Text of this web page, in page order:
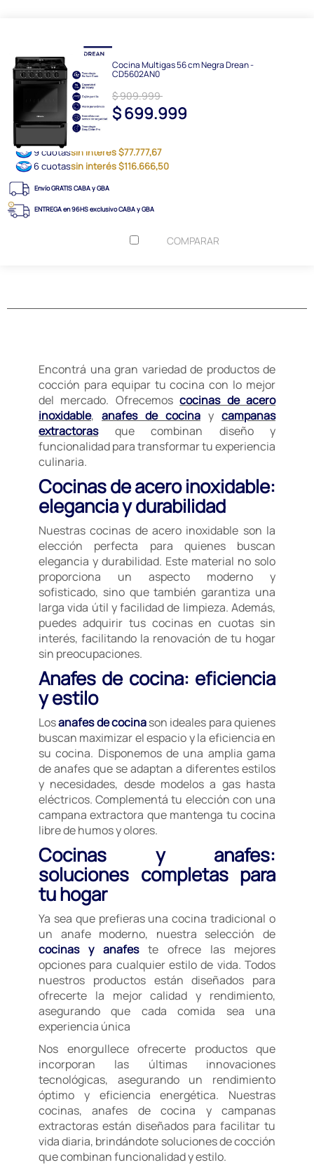
Cocina Multigas 56 cm Negra Drean -
CD5602AN0
$ 909.999
$ 699.999
9 cuotassin interés $77.777,67
6 cuotassin interés $116.666,50
Envío GRATIS CABA y GBA
ENTREGA en 96HS exclusivo CABA y GBA
COMPARAR
Encontrá una gran variedad de productos de
cocción para equipar tu cocina con lo mejor
del mercado. Ofrecemoscocinas de acero
inoxidable, anafes de cocina y campanas
extractorasque combinan diseño y
funcionalidad para transformar tu experiencia
culinaria.
Cocinas de acero inoxidable:
elegancia y durabilidad
Nuestras cocinas de acero inoxidable son la
elección perfecta para quienes buscan
elegancia y durabilidad. Este material no solo
proporciona un aspecto moderno y
sofisticado, sino que también garantiza una
larga vida útil y facilidad de limpieza. Además,
puedes adquirir tus cocinas en cuotas sin
interés, facilitando la renovación de tu hogar
sin preocupaciones.
Anafes de cocina: eficiencia
y estilo
Losanafes de cocinason ideales para quienes
buscan maximizar el espacio y la eficiencia en
su cocina. Disponemos de una amplia gama
de anafes que se adaptan a diferentes estilos
y necesidades, desde modelos a gas hasta
eléctricos. Complementá tu elección con una
campana extractora que mantenga tu cocina
libre de humos y olores.
Cocinas y anafes:
soluciones completas para
tu hogar
Ya sea que prefieras una cocina tradicional o
un anafe moderno, nuestra selección de
cocinas y anafeste ofrece las mejores
opciones para cualquier estilo de vida. Todos
nuestros productos están diseñados para
ofrecerte la mejor calidad y rendimiento,
asegurando que cada comida sea una
experiencia única
Nos enorgullece ofrecerte productos que
incorporan las últimas innovaciones
tecnológicas, asegurando un rendimiento
óptimo y eficiencia energética. Nuestras
cocinas, anafes de cocina y campanas
extractoras están diseñados para facilitar tu
vida diaria, brindándote soluciones de cocción
que combinan funcionalidad y estilo.